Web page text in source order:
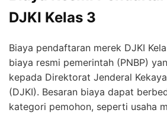
DJKI Kelas 3
Biaya pendaftaran merek DJKI
biaya resmi pemerintah (PNBP)
kepada Direktorat Jenderal
(DJKI). Besaran biaya dapat
kategori pemohon, seperti usaha